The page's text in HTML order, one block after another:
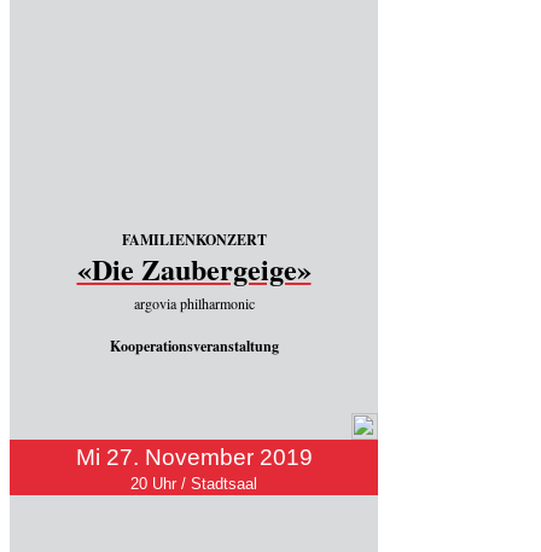
FAMILIENKONZERT
«Die Zaubergeige»
argovia philharmonic
Kooperationsveranstaltung
Mi 27. November 2019
20 Uhr / Stadtsaal